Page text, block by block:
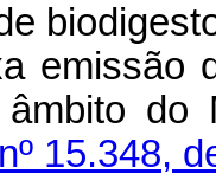
emissão
âmbito
15.348,